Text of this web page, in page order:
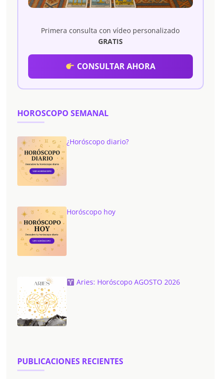
Primera consulta con vídeo personalizado
GRATIS
CONSULTAR AHORA
HOROSCOPO SEMANAL
¿Horóscopo diario?
Horóscopo hoy
Aries: Horóscopo AGOSTO 2026
PUBLICACIONES RECIENTES